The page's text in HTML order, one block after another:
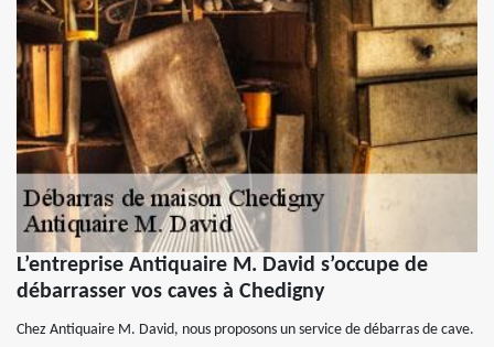
L’entreprise Antiquaire M. David s’occupe de
débarrasser vos caves à Chedigny
Chez Antiquaire M. David, nous proposons un service de débarras de cave.